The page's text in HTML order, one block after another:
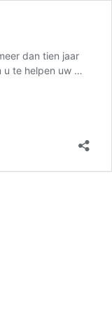
dan tien jaar
u te helpen uw …